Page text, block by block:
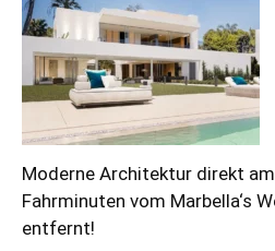
Moderne Architektur direkt
Fahrminuten vom Marbella‘s
entfernt!